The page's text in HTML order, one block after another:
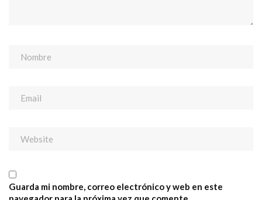
Guarda mi nombre, correo electrónico y web en este